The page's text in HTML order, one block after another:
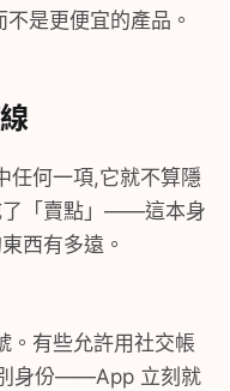
是更便宜的產品。
任何一項,它就不算隱
了「賣點」——這本身
西有多遠。
。有些允許用社交帳
身份——App 立刻就